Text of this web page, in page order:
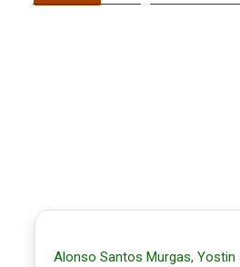
Alonso Santos Murgas,